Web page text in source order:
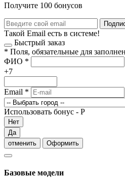
Получите 100 бонусов
Такой Email есть в системе!
Быстрый заказ
* Поля, обязательные для
ФИО *
+7
Email *
Использовать бонус - Р
Нет
Да
отменить
Оформить
Базовые модели